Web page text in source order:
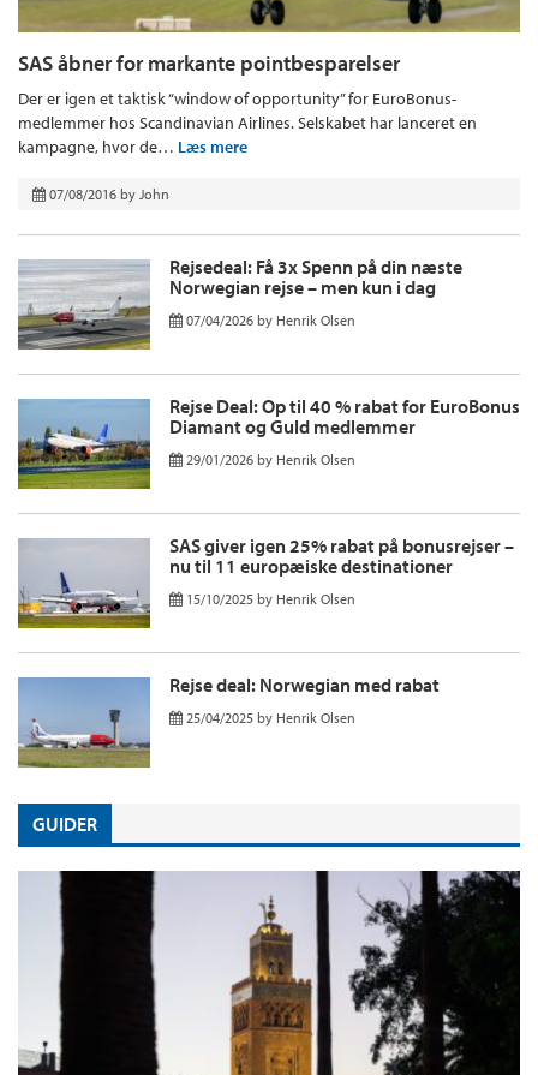
SAS åbner for markante pointbesparelser
Der er igen et taktisk “window of opportunity” for EuroBonus-
medlemmer hos Scandinavian Airlines. Selskabet har lanceret en
kampagne, hvor de… Læs mere
07/08/2016 by John
Rejsedeal: Få 3x Spenn på din næste
Norwegian rejse – men kun i dag
07/04/2026 by Henrik Olsen
Rejse Deal: Op til 40 % rabat for EuroBonus
Diamant og Guld medlemmer
29/01/2026 by Henrik Olsen
SAS giver igen 25% rabat på bonusrejser –
nu til 11 europæiske destinationer
15/10/2025 by Henrik Olsen
Rejse deal: Norwegian med rabat
25/04/2025 by Henrik Olsen
GUIDER